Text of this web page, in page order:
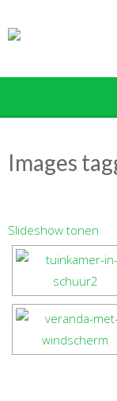
naar
inhoud
Images
Slideshow tonen